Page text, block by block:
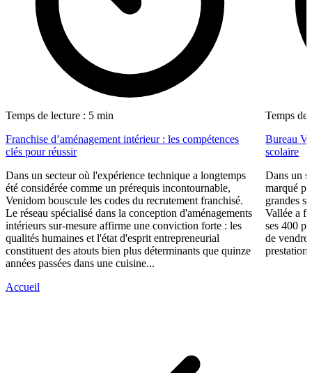
Temps de lecture : 5 min
Franchise d’aménagement intérieur : les compétences
clés pour réussir
Dans un secteur où l'expérience technique a longtemps
été considérée comme un prérequis incontournable,
Venidom bouscule les codes du recrutement franchisé.
Le réseau spécialisé dans la conception d'aménagements
intérieurs sur-mesure affirme une conviction forte : les
qualités humaines et l'état d'esprit entrepreneurial
constituent des atouts bien plus déterminants que quinze
années passées dans une cuisine...
Temps de
Bureau
scolaire
Dans un
marqué
grandes
Vallée a
ses 400
de vendre
Accueil